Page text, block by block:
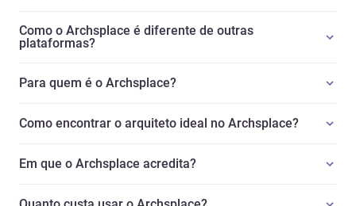
Como o Archsplace é diferente de outras
plataformas?
Para quem é o Archsplace?
Como encontrar o arquiteto ideal no Archsplace?
Em que o Archsplace acredita?